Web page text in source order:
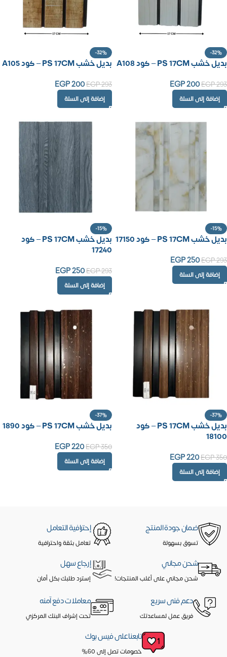
-32%
بديل خشب PS 17CM – كود A108
EGP293
EGP200
إضافة إلى السلة
-32%
بديل خشب PS 17CM – كود A105
EGP293
EGP200
إضافة إلى السلة
-15%
بديل خشب PS 17CM – كود 17150
EGP293
EGP250
إضافة إلى السلة
-15%
بديل خشب PS 17CM – كود
17240
EGP293
EGP250
إضافة إلى السلة
-37%
بديل خشب PS 17CM – كود
18100
EGP350
EGP220
إضافة إلى السلة
-37%
بديل خشب PS 17CM – كود 1890
EGP350
EGP220
إضافة إلى السلة
ضمان جودة المنتج
تسوق بسهولة
إحترافية التعامل
تعامل بثقة واحترافية
شحن مجاني
شحن مجاني على أغلب المنتجات!
إرجاع سهل
إسترد طلبك بكل أمان
دعم فنى سريع
فريق عمل لمساعدتك
معاملات دفع آمنه
تحت إشراف البنك المركزي
تابعنا على فيس بوك
خصومات تصل إلى 60%